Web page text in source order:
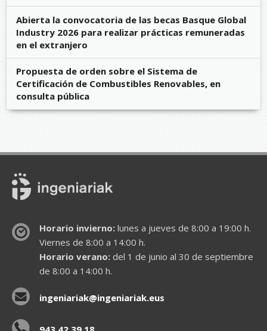
Abierta la convocatoria de las becas Basque Global
Industry 2026 para realizar prácticas remuneradas
en el extranjero
Propuesta de orden sobre el Sistema de
Certificación de Combustibles Renovables, en
consulta pública
Horario invierno:lunes a jueves de 8:00 a 19:00 h.
Viernes de 8:00 a 14:00 h.
Horario verano:del 1 de junio al 30 de septiembre
de 8:00 a 14:00 h.
ingeniariak@ingeniariak.eus